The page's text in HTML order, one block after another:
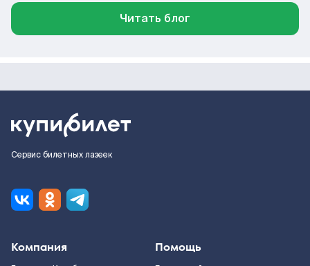
Читать блог
Сервис билетных лазеек
Компания Помощь